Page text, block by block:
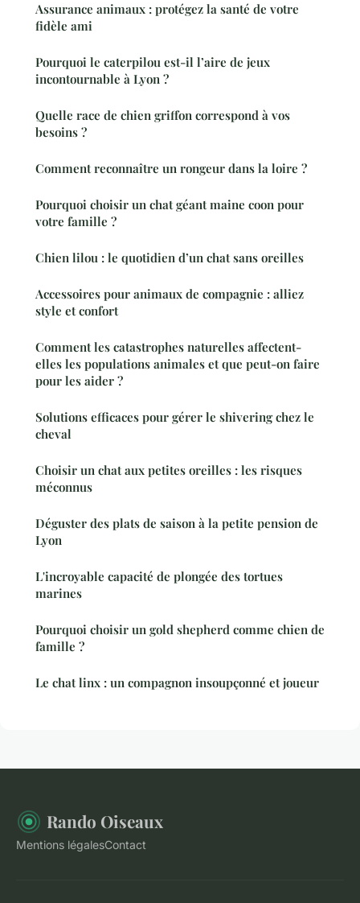
Assurance animaux : protégez la santé de votre
fidèle ami
Pourquoi le caterpilou est-il l’aire de jeux
incontournable à Lyon ?
Quelle race de chien griffon correspond à vos
besoins ?
Comment reconnaître un rongeur dans la loire ?
Pourquoi choisir un chat géant maine coon pour
votre famille ?
Chien lilou : le quotidien d’un chat sans oreilles
Accessoires pour animaux de compagnie : alliez
style et confort
Comment les catastrophes naturelles affectent-
elles les populations animales et que peut-on faire
pour les aider ?
Solutions efficaces pour gérer le shivering chez le
cheval
Choisir un chat aux petites oreilles : les risques
méconnus
Déguster des plats de saison à la petite pension de
Lyon
L'incroyable capacité de plongée des tortues
marines
Pourquoi choisir un gold shepherd comme chien de
famille ?
Le chat linx : un compagnon insoupçonné et joueur
Rando Oiseaux
Mentions légalesContact